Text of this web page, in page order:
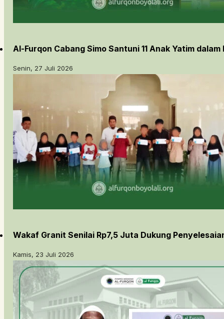
Al-Furqon Cabang Simo Santuni 11 Anak Yatim
Senin, 27 Juli 2026
Wakaf Granit Senilai Rp7,5 Juta Dukung
Kamis, 23 Juli 2026